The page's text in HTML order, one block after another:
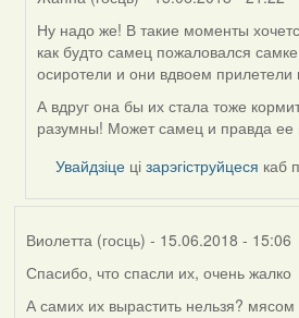
In
reply
to
by
Feather
Ну надо же! В такие моменты
как будто самец пожаловался
осиротели и они вдвоем прилетели
А вдруг она бы их стала тоже
разумны! Может самец и правда ее
Увайдзіце цізарэгіструйцеся каб
Виолетта (госць) - 15.06.2018 - 15:06
Спасибо, что спасли их, очень жалко
А самих их вырастить нельзя? мясом